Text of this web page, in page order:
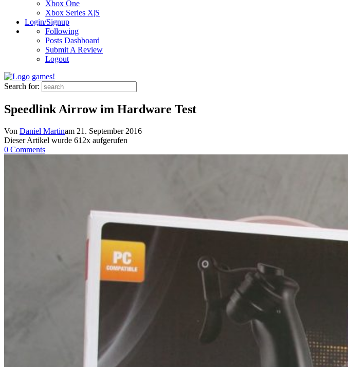
Xbox One
Xbox Series X|S
Login/Signup
Following
Posts Dashboard
Submit A Review
Logout
Search for:
Speedlink Airrow im Hardware Test
Von Daniel Martinam 21. September 2016
Dieser Artikel wurde 612x aufgerufen
0 Comments